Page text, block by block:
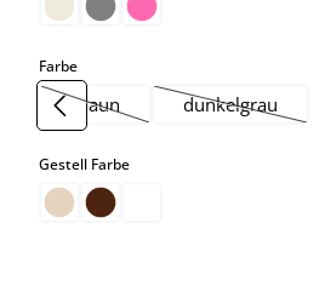
Farbeauswählen
braun
(Diese Option ist zurzeit nicht
dunkelgrau
(Diese
Gestell Farbeauswählen